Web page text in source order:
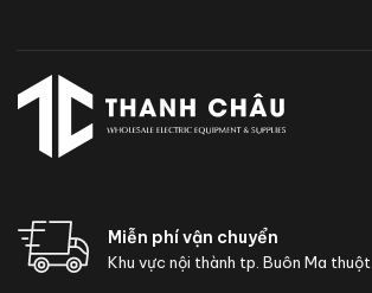
Miễn phí vận chuyển
Khu vực nội thành tp. Buôn Ma thuột